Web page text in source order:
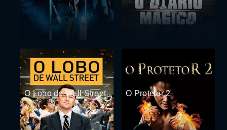
O Lobo de Wall Street O Protetor 2